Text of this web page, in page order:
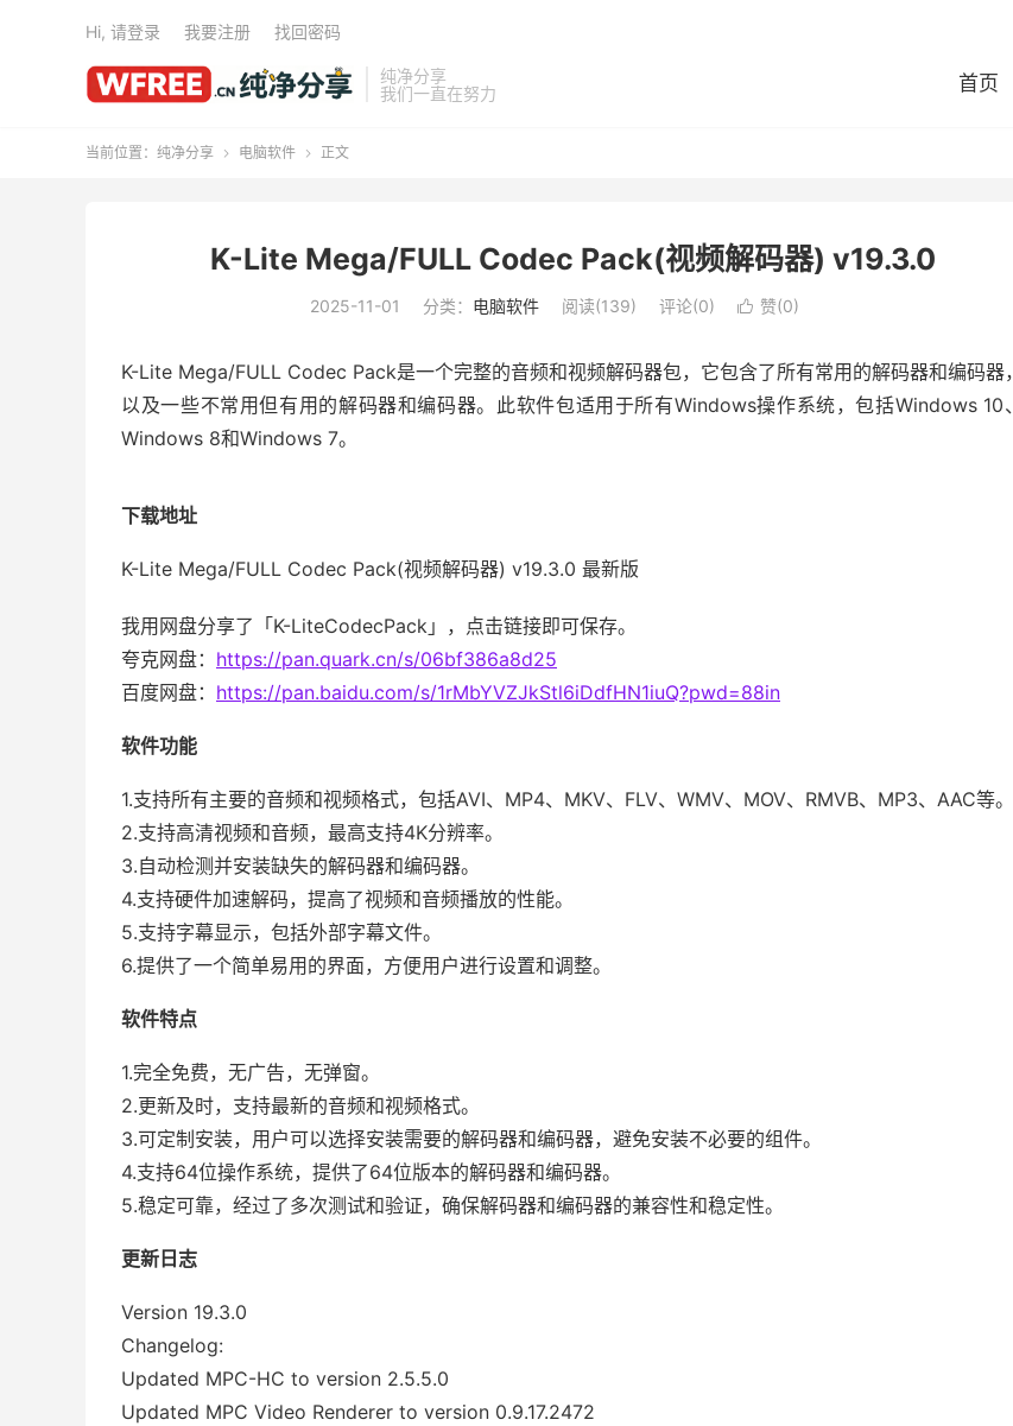
纯净分享
我们一直在努力
首页
Hi, 请登录 我要注册 找回密码
当前位置： 纯净分享  电脑软件  正文
K-Lite Mega/FULL Codec Pack(视频解码器) v19.3.0
2025-11-01 分类： 电脑软件 阅读(139) 评论(0)  赞(0)
K-Lite Mega/FULL Codec Pack是一个完整的音频和视频解码器包，它包含了所有常用的解码器和编码器，
以及一些不常用但有用的解码器和编码器。此软件包适用于所有Windows操作系统，包括Windows 10、
Windows 8和Windows 7。
下载地址
K-Lite Mega/FULL Codec Pack(视频解码器) v19.3.0 最新版
我用网盘分享了「K-LiteCodecPack」，点击链接即可保存。
夸克网盘： https://pan.quark.cn/s/06bf386a8d25
百度网盘： https://pan.baidu.com/s/1rMbYVZJkStl6iDdfHN1iuQ?pwd=88in
软件功能
1.支持所有主要的音频和视频格式，包括AVI、MP4、MKV、FLV、WMV、MOV、RMVB、MP3、AAC等。
2.支持高清视频和音频，最高支持4K分辨率。
3.自动检测并安装缺失的解码器和编码器。
4.支持硬件加速解码，提高了视频和音频播放的性能。
5.支持字幕显示，包括外部字幕文件。
6.提供了一个简单易用的界面，方便用户进行设置和调整。
软件特点
1.完全免费，无广告，无弹窗。
2.更新及时，支持最新的音频和视频格式。
3.可定制安装，用户可以选择安装需要的解码器和编码器，避免安装不必要的组件。
4.支持64位操作系统，提供了64位版本的解码器和编码器。
5.稳定可靠，经过了多次测试和验证，确保解码器和编码器的兼容性和稳定性。
更新日志
Version 19.3.0
Changelog:
Updated MPC-HC to version 2.5.5.0
Updated MPC Video Renderer to version 0.9.17.2472